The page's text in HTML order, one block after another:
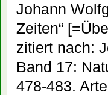
Johann
Zeiten“
zitiert nach:
Band 17:
478-483.